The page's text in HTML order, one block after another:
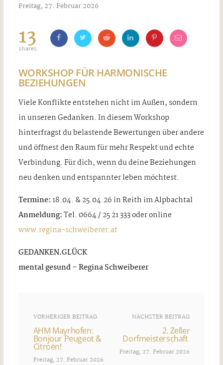
Freitag, 27. Februar 2026
13
shares
WORKSHOP FÜR HARMONISCHE
BEZIEHUNGEN
Viele Konflikte entstehen nicht im Außen, sondern
in unseren Gedanken. In diesem Workshop
hinterfragst du belastende Bewertungen über andere
und öffnest den Raum für mehr Respekt und echte
Verbindung. Für dich, wenn du deine Beziehungen
neu denken und entspannter leben möchtest.
Termine: 18.04. & 25.04.26 in Reith im Alpbachtal
Anmeldung:Tel. 0664 / 25 21 333 oder online
www.regina-schweiberer.at
GEDANKEN.GLÜCK
mental gesund – Regina Schweiberer
VORHERIGER BEITRAG
AHM Mayrhofen:
Bonjour Peugeot &
Citroën!
Freitag, 27. Februar 2026
NÄCHSTER BEITRAG
2. Zeller
Dorfmeisterschaft
Freitag, 27. Februar 2026